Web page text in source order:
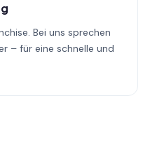
Bei uns sprechen
– für eine schnelle und